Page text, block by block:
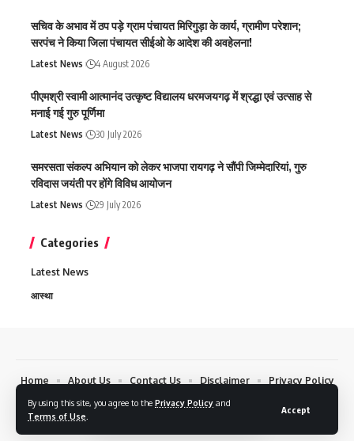
By using this site, you agree to the Privacy Policy and
Terms of Use
Accept
सचिव के अभाव में ठप पड़े ग्राम पंचायत मिरिगुड़ा के कार्य, ग्रामीण परेशान;
सरपंच ने किया जिला पंचायत सीईओ के आदेश की अवहेलना!
Latest News 4 August 2026
पीएमश्री स्वामी आत्मानंद उत्कृष्ट विद्यालय धरमजयगढ़ में श्रद्धा एवं उत्साह से
मनाई गई गुरु पूर्णिमा
Latest News 30 July 2026
समरसता संकल्प अभियान को लेकर भाजपा रायगढ़ ने सौंपी जिम्मेदारियां, गुरु
रविदास जयंती पर होंगे विविध आयोजन
Latest News 29 July 2026
Categories
Latest News
आस्था
Copyrights © 2024 Chhattisgarh Today 24 News. All Rights Reserved.
Home About Us Contact Us Disclaimer Privacy Policy